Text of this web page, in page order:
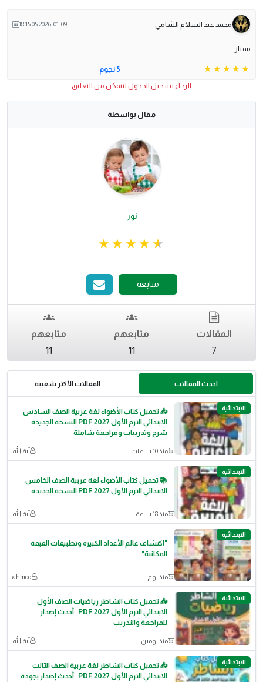
محمد عبد السلام الشامي 2026-01-09 18:15:05
ممتاز
5 نجوم
الرجاء تسجيل الدخول لتتمكن من التعليق
مقال بواسطة
نور
متابعة
المقالات
7
متابعهم
11
متابعهم
11
احدث المقالات المقالات الأكثر شعبية
الابتدائية
📥 تحميل كتاب الأضواء لغة عربية الصف السادس
الابتدائي الترم الأول 2027 PDF النسخة الجديدة |
شرح وتدريبات ومراجعة شاملة
منذ 10 ساعات آية الله
الابتدائية
📚 تحميل كتاب الأضواء لغة عربية الصف الخامس
الابتدائي الترم الأول 2027 PDF النسخة الجديدة
منذ 18 ساعة آية الله
الابتدائية
"اكتشاف عالم الأعداد الكبيرة وتطبيقات القيمة
المكانية"
منذ يوم ahmed
الابتدائية
📥 تحميل كتاب الشاطر رياضيات الصف الأول
الابتدائي الترم الأول 2027 PDF | أحدث إصدار
للمراجعة والتدريب
منذ يومين آية الله
الابتدائية
📥 تحميل كتاب الشاطر لغة عربية الصف الثالث
الابتدائي الترم الأول 2027 PDF | أحدث إصدار بجودة